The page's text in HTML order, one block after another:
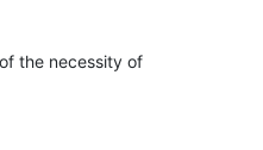
the necessity of